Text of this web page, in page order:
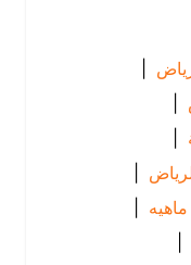
|
|
|